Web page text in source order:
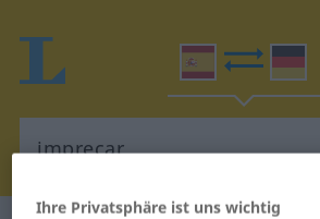
Ihre Privatsphäre ist uns wichtig